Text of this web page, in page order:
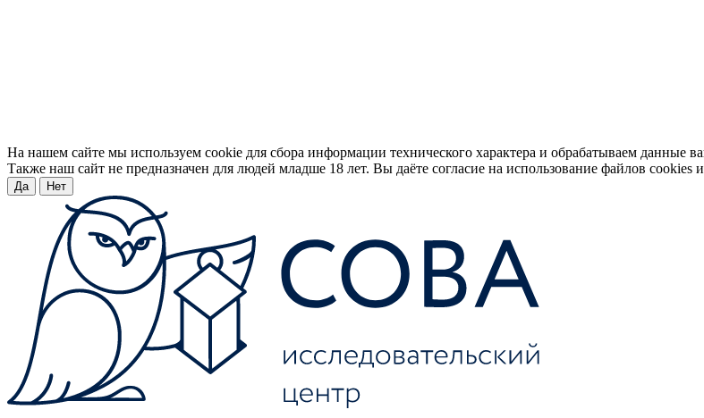
На нашем сайте мы используем cookie для сбора информации технического характера и обрабатываем данные
Также наш сайт не предназначен для людей младше 18 лет. Вы даёте согласие на использование файлов cookies
Да Нет